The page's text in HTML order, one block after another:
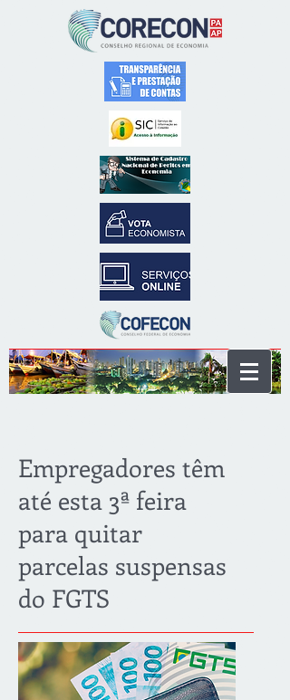
Empregadores têm
até esta 3ª feira
para quitar
parcelas suspensas
do FGTS